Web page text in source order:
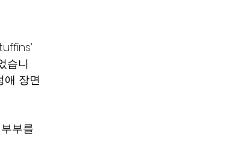
습니
애 장면
부를